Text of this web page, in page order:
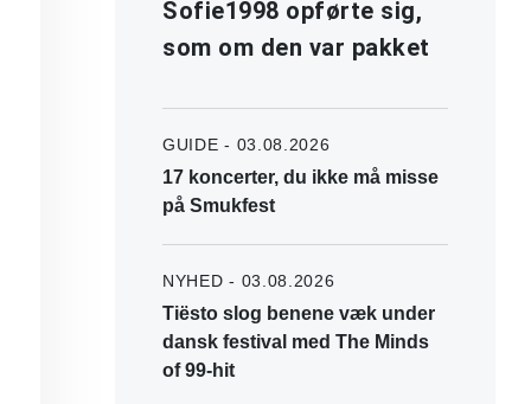
Sofie1998 opførte sig,
som om den var pakket
GUIDE - 03.08.2026
17 koncerter, du ikke må misse
på Smukfest
NYHED - 03.08.2026
Tiësto slog benene væk under
dansk festival med The Minds
of 99-hit